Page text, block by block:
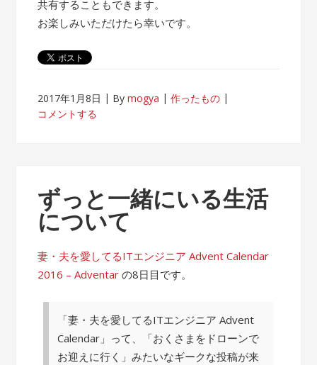
共有することもできます。
お楽しみいただけたら幸いです。
2017年1月8日 Bymogya
作ったもの
コメントする
ずっと一緒にいる生活
について
妻・夫を愛してるITエンジニア Advent Calendar
2016 – Adventar の8日目です。
「妻・夫を愛してるITエンジニア Advent
Calendar」って、「おくさまをドローンで
お迎えに行く」みたいなギークな投稿が来